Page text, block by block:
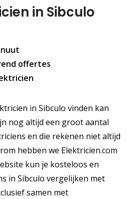
in Sibculo
offertes
in Sibculo vinden kan
nog altijd een groot aantal
en die rekenen niet altijd
hebben we Elektricien.com
kun je kosteloos en
in Sibculo vergelijken met
samen met